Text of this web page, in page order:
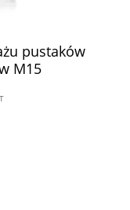
pustaków
M15